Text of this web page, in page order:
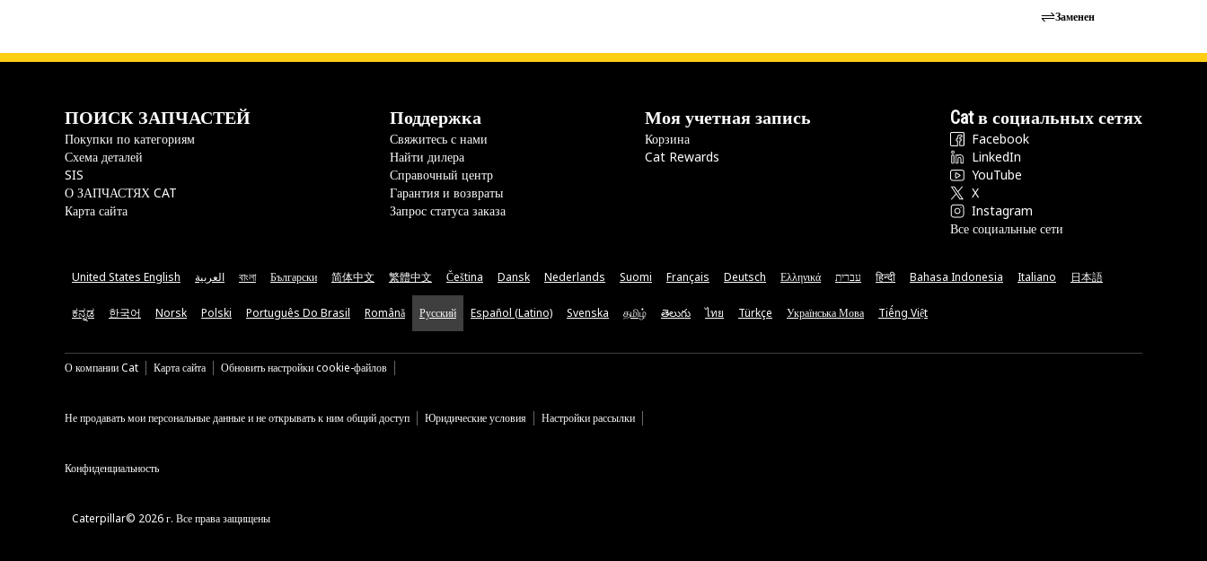
Заменен
ПОИСК ЗАПЧАСТЕЙ
Покупки по категориям
Схема деталей
SIS
О ЗАПЧАСТЯХ CAT
Карта сайта
Поддержка
Свяжитесь с нами
Найти дилера
Справочный центр
Гарантия и возвраты
Запрос статуса заказа
Моя учетная запись
Корзина
Cat Rewards
Cat в социальных сетях
Facebook
LinkedIn
YouTube
X
Instagram
Все социальные сети
United States English العربية বাংলা Български 简体中文 繁體中文 Čeština Dansk Nederlands Suomi Français Deutsch Ελληνικά עברית हिन्दी Bahasa Indonesia Italiano 日本語
ಕನ್ನಡ 한국어 Norsk Polski Português Do Brasil Română Русский Español (Latino) Svenska தமிழ் తెలుగు ไทย Türkçe Українська Мова Tiếng Việt
О компании Cat Карта сайта Обновить настройки cookie-файлов
Не продавать мои персональные данные и не открывать к ним общий доступ Юридические условия Настройки рассылки
Конфиденциальность
Caterpillar© 2026 г. Все права защищены